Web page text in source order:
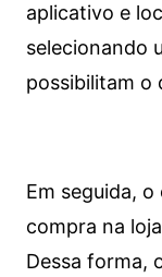
aplicativo e
selecionando
possibilitam o
Em seguida,
compra na
Dessa forma,